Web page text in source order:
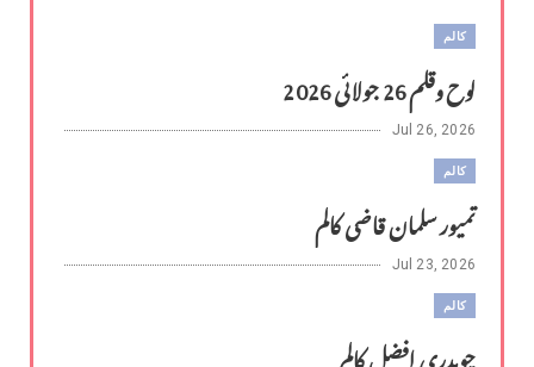
کالم
لوح وقلم 26 جولائی 2026
Jul 26, 2026
کالم
تمیور سلمان قاضی کالم
Jul 23, 2026
کالم
چوہدری افضل کالم